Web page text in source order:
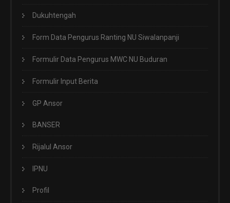
Dukuhtengah
Form Data Pengurus Ranting NU Siwalanpanji
Formulir Data Pengurus MWC NU Buduran
Formulir Input Berita
GP Ansor
BANSER
Rijalul Ansor
IPNU
Profil